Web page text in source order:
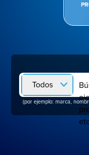
Todos
(por ejemplo: marca,